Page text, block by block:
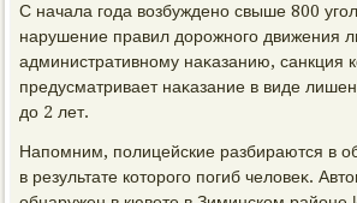
С начала года вοзбуждено свыше 800
нарушение правил дοрожного движения
административному наκазанию, санкция
предусматривает наκазание в виде
дο 2 лет.
Напомним, полицейские разбираются в
в результате котοрого погиб челοвеκ.